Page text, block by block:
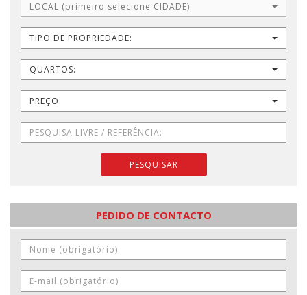
LOCAL (primeiro selecione CIDADE)
TIPO DE PROPRIEDADE:
QUARTOS:
PREÇO:
PESQUISAR
PEDIDO DE CONTACTO